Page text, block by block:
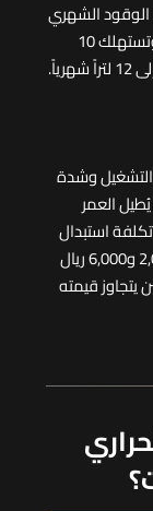
الوقود الشهري
— على سيارة تقطع 2000 كلم شهرياً وتستهلك 10
التشغيل وشدة
العمر
استبدال
الكمبريسور في السيارات تتراوح بين 2,000 و6,000 ريال
يتجاوز قيمته